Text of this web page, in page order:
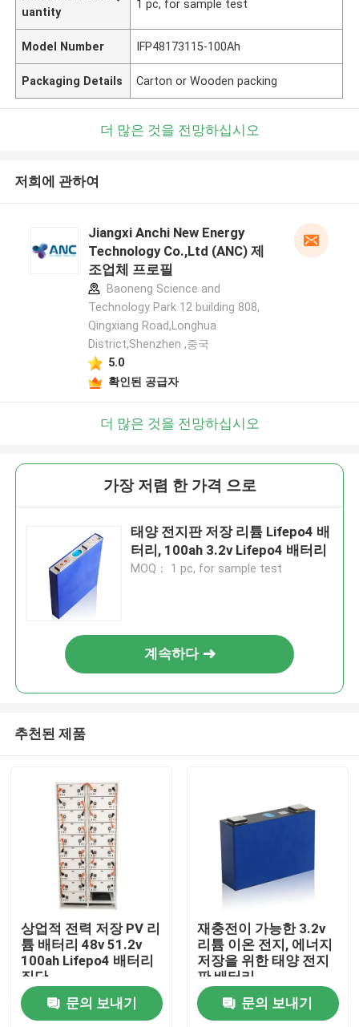
홈
uantity
1 pc, for sample test
Model Number IFP48173115-100Ah
Packaging Details Carton or Wooden packing
더 많은 것을 전망하십시오
저희에 관하여
Jiangxi Anchi New Energy
Technology Co.,Ltd (ANC) 제
조업체 프로필
Baoneng Science and
Technology Park 12 building 808,
Qingxiang Road,Longhua
District,Shenzhen ,중국
5.0
확인된 공급자
더 많은 것을 전망하십시오
가장 저렴 한 가격 으로
태양 전지판 저장 리튬 Lifepo4 배
터리, 100ah 3.2v Lifepo4 배터리
MOQ： 1 pc, for sample test
계속하다
추천된 제품
상업적 전력 저장 PV 리
튬 배터리 48v 51.2v
100ah Lifepo4 배터리
집단
문의 보내기
재충전이 가능한 3.2v
리튬 이온 전지, 에너지
저장을 위한 태양 전지
판 배터리
문의 보내기